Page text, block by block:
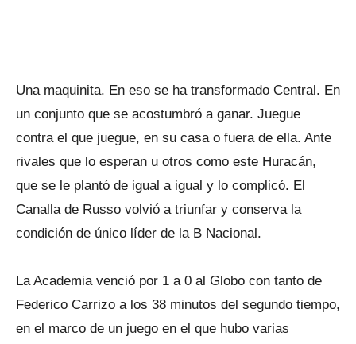
Una maquinita. En eso se ha transformado Central. En
un conjunto que se acostumbró a ganar. Juegue
contra el que juegue, en su casa o fuera de ella. Ante
rivales que lo esperan u otros como este Huracán,
que se le plantó de igual a igual y lo complicó. El
Canalla de Russo volvió a triunfar y conserva la
condición de único líder de la B Nacional.
La Academia venció por 1 a 0 al Globo con tanto de
Federico Carrizo a los 38 minutos del segundo tiempo,
en el marco de un juego en el que hubo varias